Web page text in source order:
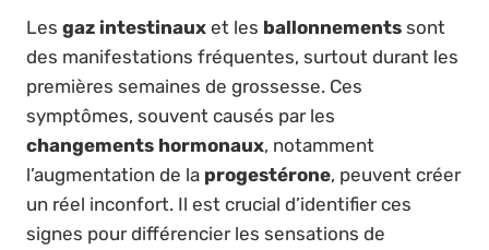
Les gaz intestinaux et les ballonnements sont
des manifestations fréquentes, surtout durant les
premières semaines de grossesse. Ces
symptômes, souvent causés par les
changements hormonaux, notamment
l’augmentation de la progestérone, peuvent créer
un réel inconfort. Il est crucial d’identifier ces
signes pour différencier les sensations de